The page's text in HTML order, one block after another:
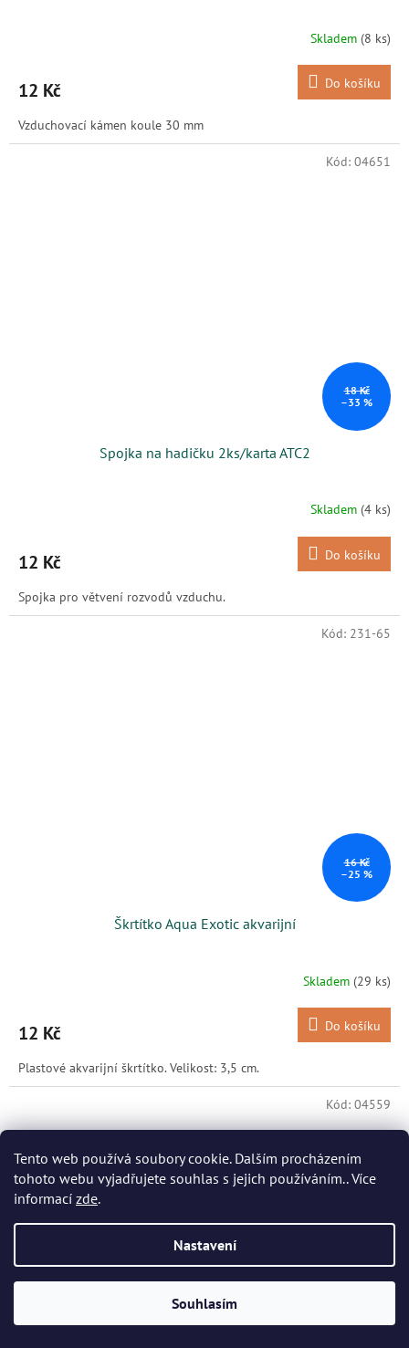
Tento web používá soubory cookie. Dalším procházením
tohoto webu vyjadřujete souhlas s jejich používáním.. Více
informací zde.
Nastavení
Souhlasím
Skladem (8 ks)
12 Kč Do košíku
Vzduchovací kámen koule 30 mm
18 Kč
–33 %
Spojka na hadičku 2ks/karta ATC2
Skladem (4 ks)
12 Kč Do košíku
Spojka pro větvení rozvodů vzduchu.
Kód: 04651
16 Kč
–25 %
Škrtítko Aqua Exotic akvarijní
Skladem (29 ks)
12 Kč Do košíku
Plastové akvarijní škrtítko. Velikost: 3,5 cm.
Kód: 231-65
Kód: 04559